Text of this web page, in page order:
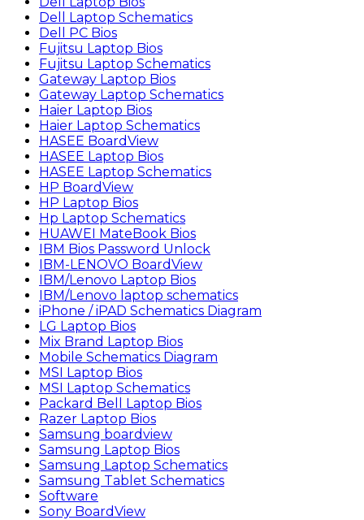
Dell Laptop Schematics
Dell PC Bios
Fujitsu Laptop Bios
Fujitsu Laptop Schematics
Gateway Laptop Bios
Gateway Laptop Schematics
Haier Laptop Bios
Haier Laptop Schematics
HASEE BoardView
HASEE Laptop Bios
HASEE Laptop Schematics
HP BoardView
HP Laptop Bios
Hp Laptop Schematics
HUAWEI MateBook Bios
IBM Bios Password Unlock
IBM-LENOVO BoardView
IBM/Lenovo Laptop Bios
IBM/Lenovo laptop schematics
iPhone / iPAD Schematics Diagram
LG Laptop Bios
Mix Brand Laptop Bios
Mobile Schematics Diagram
MSI Laptop Bios
MSI Laptop Schematics
Packard Bell Laptop Bios
Razer Laptop Bios
Samsung boardview
Samsung Laptop Bios
Samsung Laptop Schematics
Samsung Tablet Schematics
Software
Sony BoardView